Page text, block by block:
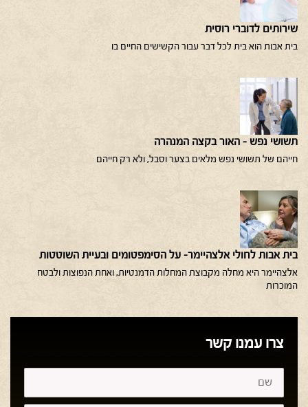
שירותים לדוברי רוסית
בית אבות הוא בית לכל דבר עבור הקשישים החיים בו
תשושי נפש – האור בקצה המנהרה
חייהם של תשושי נפש מלאים בצער וסבל, ולא רק חייהם
בית אבות לחולי אלצהיימר- על הסימפטומים ובעיית השוטטות
אלצהיימר היא מחלה מקבוצת המחלות הדמנטיות, ואחת הנפוצות ולבטח
המוכרות
צרו עמנו קשר